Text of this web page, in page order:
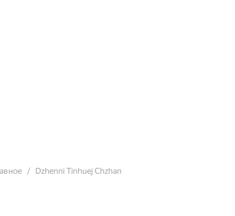
Dzhenni Tinhuej Chzhan